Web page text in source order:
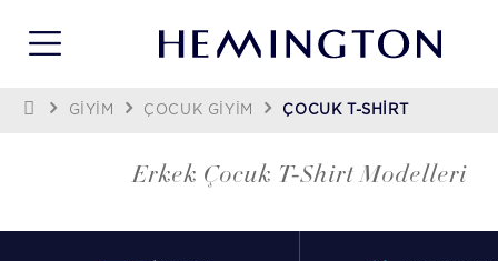
GİYİM ÇOCUK GIYIM ÇOCUK T-SHIRT
Erkek Çocuk T-Shirt Modelleri